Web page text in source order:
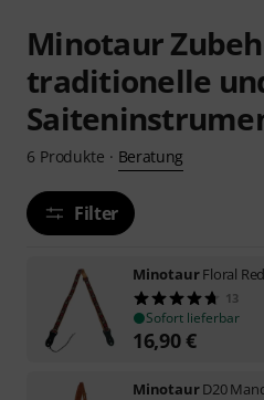
Minotaur
traditionelle
6 Produkte · Beratung
Filter
MinotaurFloral
13
Sofort lieferbar
16,90€
MinotaurD20